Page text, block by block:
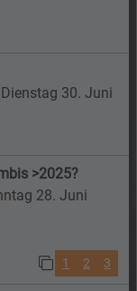
Dienstag 30. Juni
>2025?
28. Juni
1 2 3